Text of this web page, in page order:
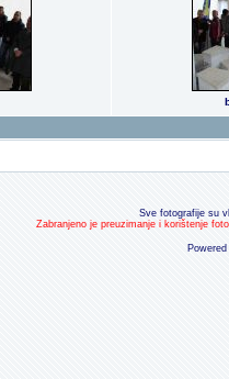
Sve fotografije su
Zabranjeno je preuzimanje i korištenje